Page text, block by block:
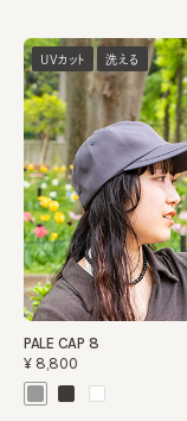
UVカット 洗える
PALE CAP 8
¥8,800